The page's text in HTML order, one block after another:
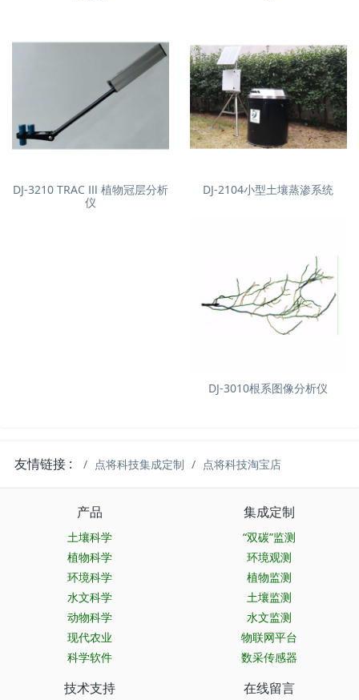
DJ-3210 TRAC Ⅲ 植物冠层分析
仪
DJ-2104小型土壤蒸渗系统
DJ-3010根系图像分析仪
友情链接 : 点将科技集成定制 点将科技淘宝店
产品
土壤科学
植物科学
环境科学
水文科学
动物科学
现代农业
科学软件
集成定制
“双碳”监测
环境观测
植物监测
土壤监测
水文监测
物联网平台
数采传感器
技术支持 在线留言